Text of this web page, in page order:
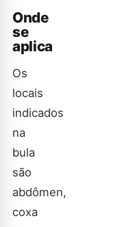
Onde
se
aplica
Os
locais
indicados
na
bula
são
abdômen,
coxa